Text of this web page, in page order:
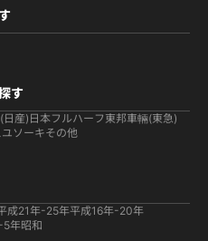
す
日産)日本フルハーフ 東邦車輛(東急)
ユソーキその他
成21年-25年平成16年-20年
5年昭和